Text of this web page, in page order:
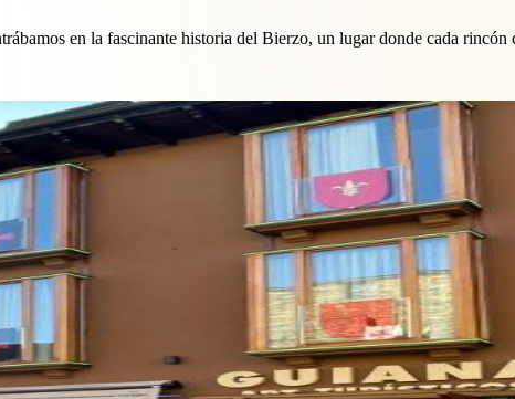
en la fascinante historia del Bierzo, un lugar donde cada